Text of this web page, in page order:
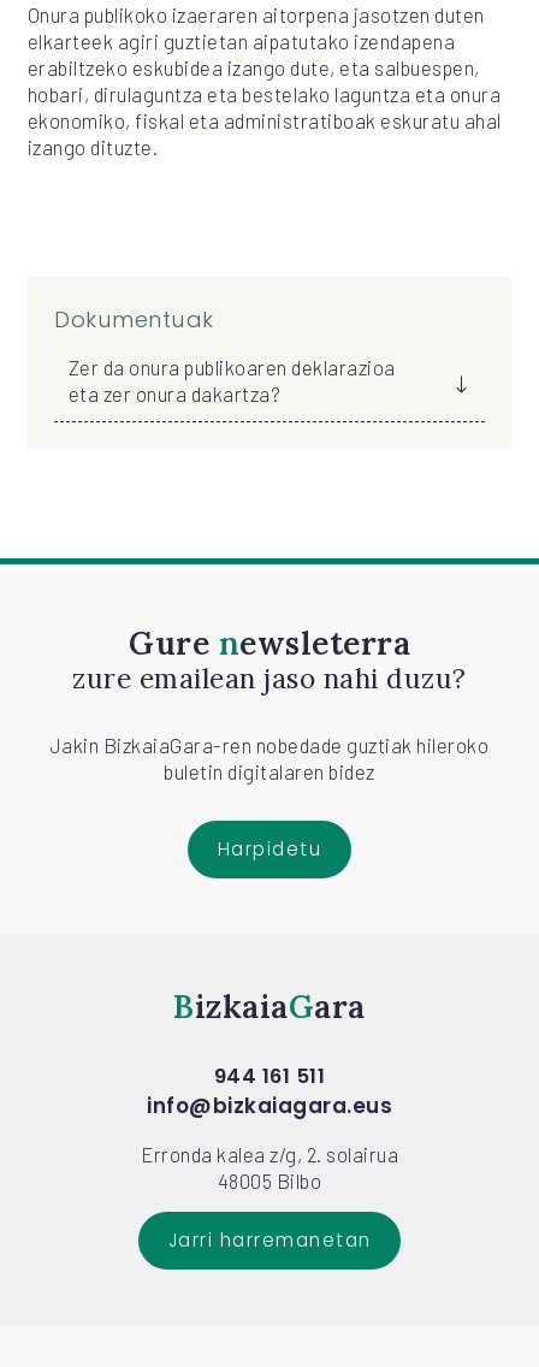
Onura publikoko izaeraren aitorpena jasotzen duten
elkarteek agiri guztietan aipatutako izendapena
erabiltzeko eskubidea izango dute, eta salbuespen,
hobari, dirulaguntza eta bestelako laguntza eta onura
ekonomiko, fiskal eta administratiboak eskuratu ahal
izango dituzte.
Dokumentuak
Zer da onura publikoaren deklarazioa
eta zer onura dakartza?
Gure newsleterra
zure emailean jaso nahi duzu?
Jakin BizkaiaGara-ren nobedade guztiak hileroko
buletin digitalaren bidez
Harpidetu
Bizkaia Gara
944 161 511
info@bizkaiagara.eus
Erronda kalea z/g, 2. solairua
48005 Bilbo
Jarri harremanetan